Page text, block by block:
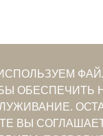
ОБЕСПЕЧИТЬ
ВЫ